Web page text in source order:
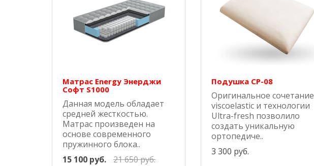
Матрас Energy Энерджи
Софт S1000
Данная модель обладает
средней жесткостью.
Матрас произведен на
основе современного
пружинного блока..
15 100 руб.
21 650 руб.
Подушка СР-08
Оригинальное сочетание
viscoelastic и технологии
Ultra-fresh позволило
создать уникальную
ортопедиче..
3 300 руб.